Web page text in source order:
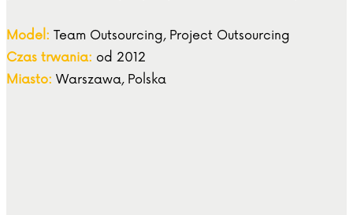
Model: Team Outsourcing, Project Outsourcing
Czas trwania: od 2012
Miasto: Warszawa, Polska